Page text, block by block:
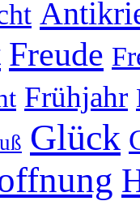
Freude
Frühjahr
Glück